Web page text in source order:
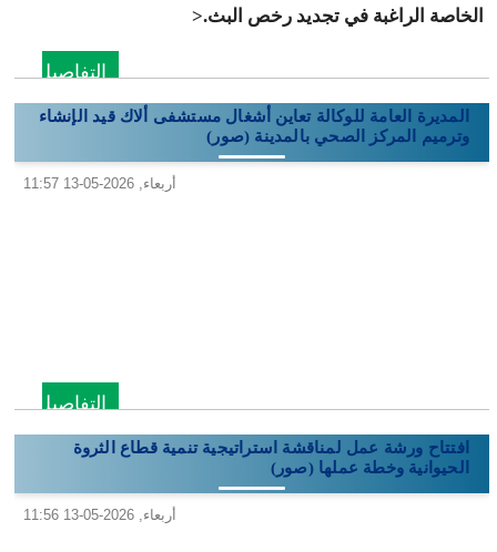
الخاصة الراغبة في تجديد رخص البث.<
التفاصيل
المديرة العامة للوكالة تعاين أشغال مستشفى ألاك قيد الإنشاء
وترميم المركز الصحي بالمدينة (صور)
أربعاء, 2026-05-13 11:57
التفاصيل
افتتاح ورشة عمل لمناقشة استراتيجية تنمية قطاع الثروة
الحيوانية وخطة عملها (صور)
أربعاء, 2026-05-13 11:56